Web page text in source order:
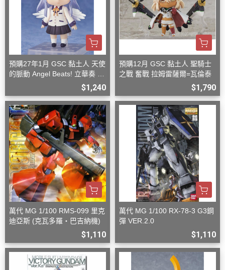
預購27年1月 GSC 黏土人 天使
的脈動 Angel Beats! 立華奏 再
$1,240
預購12月 GSC 黏土人 聖騎士
之戰 奮戰 拉姆雷薩爾=瓦倫泰
$1,790
萬代 MG 1/100 RMS-099 里克
迪亞斯 (克瓦多羅・巴吉納機)
$1,110
萬代 MG 1/100 RX-78-3 G3鋼
彈 VER.2.0
$1,110